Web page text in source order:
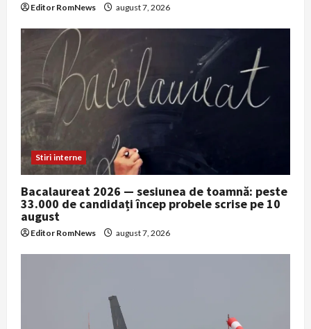
Editor RomNews august 7, 2026
Stiri interne
Bacalaureat 2026 — sesiunea de toamnă: peste
33.000 de candidați încep probele scrise pe 10
august
Editor RomNews august 7, 2026